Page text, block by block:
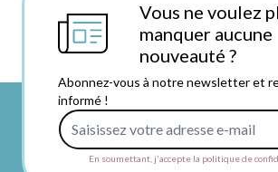
Vous ne voulez
manquer aucune
nouveauté ?
Abonnez-vous à notre newsletter et
informé !
En soumettant, j'accepte la politique de